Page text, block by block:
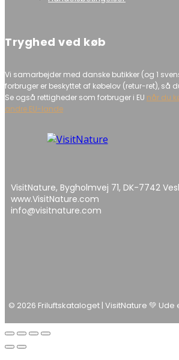
Tryghed ved køb
Vi samarbejder med danske butikker (og 1
forbruger er beskyttet af købelov (retur-ret), så
Se også rettigheder som forbruger i EU når du
andre EU-lande
VisitNature, Bygholmvej 71, DK-7742
www.VisitNature.com
info@visitnature.com
© 2026 Friluftskataloget | VisitNature 💚